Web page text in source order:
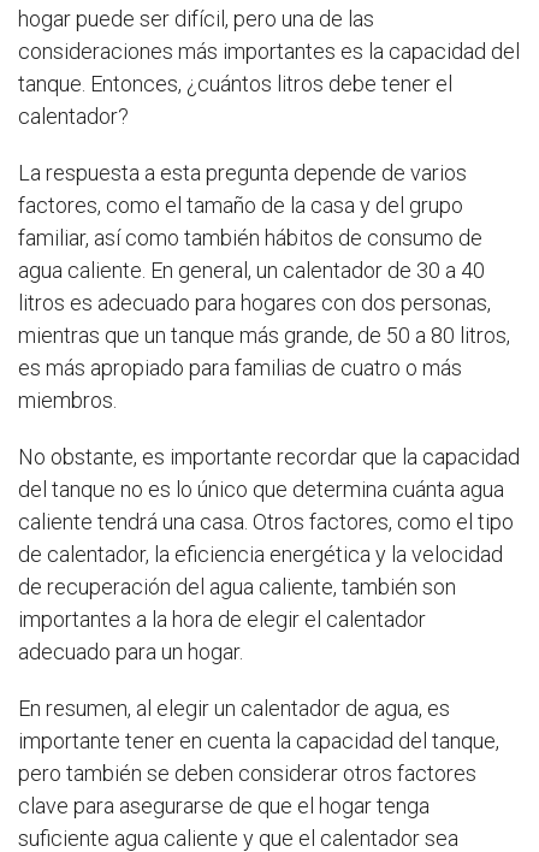
hogar puede ser difícil, pero una de las
consideraciones más importantes es la capacidad del
tanque. Entonces, ¿cuántos litros debe tener el
calentador?
La respuesta a esta pregunta depende de varios
factores, como el tamaño de la casa y del grupo
familiar, así como también hábitos de consumo de
agua caliente. En general, un calentador de 30 a 40
litros es adecuado para hogares con dos personas,
mientras que un tanque más grande, de 50 a 80 litros,
es más apropiado para familias de cuatro o más
miembros.
No obstante, es importante recordar que la capacidad
del tanque no es lo único que determina cuánta agua
caliente tendrá una casa. Otros factores, como el tipo
de calentador, la eficiencia energética y la velocidad
de recuperación del agua caliente, también son
importantes a la hora de elegir el calentador
adecuado para un hogar.
En resumen, al elegir un calentador de agua, es
importante tener en cuenta la capacidad del tanque,
pero también se deben considerar otros factores
clave para asegurarse de que el hogar tenga
suficiente agua caliente y que el calentador sea